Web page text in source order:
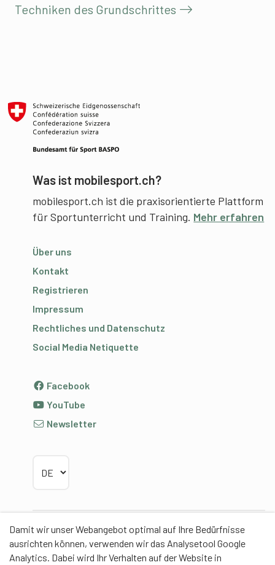
Damit wir unser Webangebot optimal auf Ihre Bedürfnisse
ausrichten können, verwenden wir das Analysetool Google
Analytics. Dabei wird Ihr Verhalten auf der Website in
Techniken des Grundschrittes
Was ist mobilesport.ch?
mobilesport.ch ist die praxisorientierte Plattform
für Sportunterricht und Training. Mehr erfahren
Über uns
Kontakt
Registrieren
Impressum
Rechtliches und Datenschutz
Social Media Netiquette
Facebook
YouTube
Newsletter
Partner